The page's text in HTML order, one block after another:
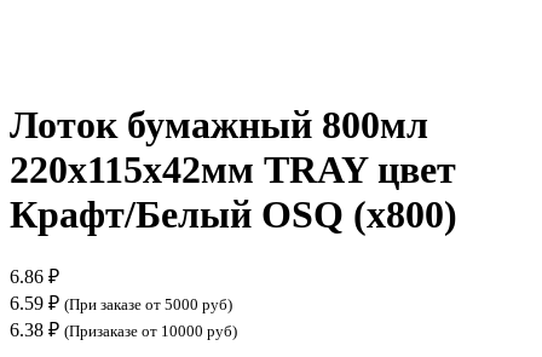
Лоток бумажный 800мл
220х115х42мм TRAY цвет
Крафт/Белый OSQ (х800)
6.86 ₽
6.59 ₽ (При заказе от 5000 руб)
6.38 ₽ (Призаказе от 10000 руб)